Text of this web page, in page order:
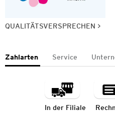
QUALITÄTSVERSPRECHEN
Zahlarten Service
In der Filiale